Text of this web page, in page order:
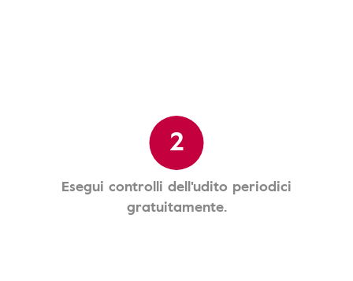
2
Esegui controlli dell'udito periodici
gratuitamente.